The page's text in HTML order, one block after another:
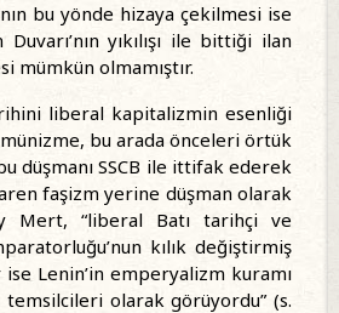
bu yönde hizaya çekilmesi ise
yıkılışı ile bittiği ilan
mümkün olmamıştır.
liberal kapitalizmin esenliği
bu arada önceleri örtük
SSCB ile ittifak ederek
faşizm yerine düşman olarak
Mert, “liberal Batı tarihçi ve
kılık değiştirmiş
Lenin’in emperyalizm kuramı
olarak görüyordu” (s.